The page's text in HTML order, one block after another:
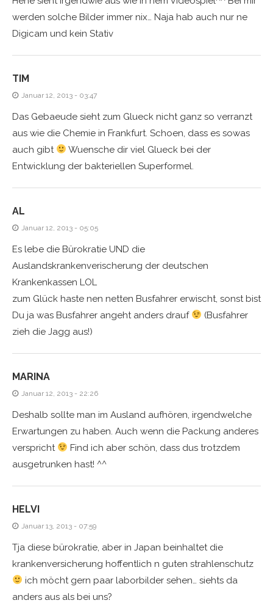
werden solche Bilder immer nix… Naja hab auch nur ne
Digicam und kein Stativ
TIM
Januar 12, 2013 - 03:47
Das Gebaeude sieht zum Glueck nicht ganz so verranzt
aus wie die Chemie in Frankfurt. Schoen, dass es sowas
auch gibt
Wuensche dir viel Glueck bei der
Entwicklung der bakteriellen Superformel.
AL
Januar 12, 2013 - 05:05
Es lebe die Bürokratie UND die
Auslandskrankenverischerung der deutschen
Krankenkassen LOL
zum Glück haste nen netten Busfahrer erwischt, sonst bist
Du ja was Busfahrer angeht anders drauf
(Busfahrer
zieh die Jagg aus!)
MARINA
Januar 12, 2013 - 22:26
Deshalb sollte man im Ausland aufhören, irgendwelche
Erwartungen zu haben. Auch wenn die Packung anderes
verspricht
Find ich aber schön, dass dus trotzdem
ausgetrunken hast! ^^
HELVI
Januar 13, 2013 - 07:59
Tja diese bürokratie, aber in Japan beinhaltet die
krankenversicherung hoffentlich n guten strahlenschutz
ich möcht gern paar laborbilder sehen… siehts da
anders aus als bei uns?